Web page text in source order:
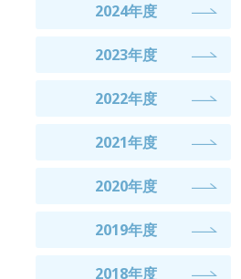
2024年度
2023年度
2022年度
2021年度
2020年度
2019年度
2018年度